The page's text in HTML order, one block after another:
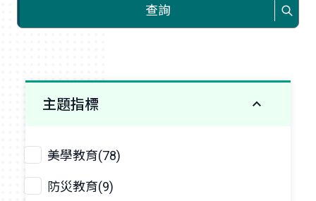
查詢
主題指標
美學教育(78)
防災教育(9)